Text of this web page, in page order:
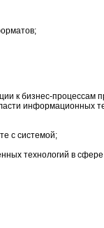
к бизнес-процессам
информационных
c системой;
технологий в